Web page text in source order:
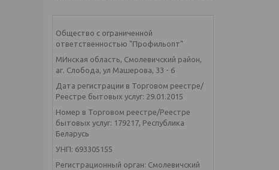
Общество с ограниченной
ответственностью "Профильопт"
МИнская область, Смолевичский район,
аг. Слобода, ул Машерова, 33 - 6
Дата регистрации в Торговом реестре/
Реестре бытовых услуг: 29.01.2015
Номер в Торговом реестре/Реестре
бытовых услуг: 179217, Республика
Беларусь
УНП: 693305155
Регистрационный орган: Смолевичский